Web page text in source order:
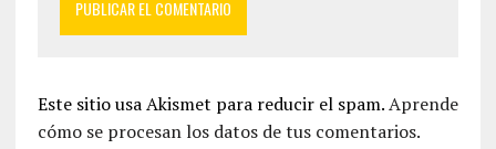
Este sitio usa Akismet para reducir el spam.Aprende
cómo se procesan los datos de tus comentarios.